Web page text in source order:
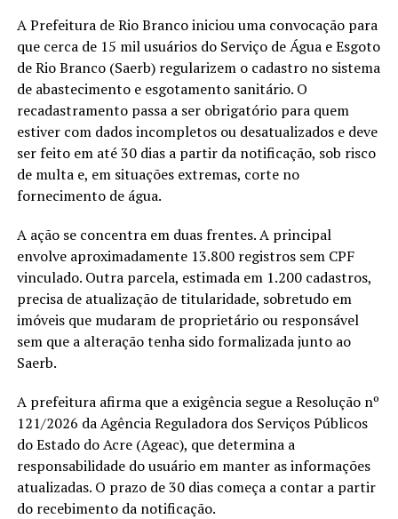
A Prefeitura de Rio Branco iniciou uma convocação para
que cerca de 15 mil usuários do Serviço de Água e Esgoto
de Rio Branco (Saerb) regularizem o cadastro no sistema
de abastecimento e esgotamento sanitário. O
recadastramento passa a ser obrigatório para quem
estiver com dados incompletos ou desatualizados e deve
ser feito em até 30 dias a partir da notificação, sob risco
de multa e, em situações extremas, corte no
fornecimento de água.
A ação se concentra em duas frentes. A principal
envolve aproximadamente 13.800 registros sem CPF
vinculado. Outra parcela, estimada em 1.200 cadastros,
precisa de atualização de titularidade, sobretudo em
imóveis que mudaram de proprietário ou responsável
sem que a alteração tenha sido formalizada junto ao
Saerb.
A prefeitura afirma que a exigência segue a Resolução nº
121/2026 da Agência Reguladora dos Serviços Públicos
do Estado do Acre (Ageac), que determina a
responsabilidade do usuário em manter as informações
atualizadas. O prazo de 30 dias começa a contar a partir
do recebimento da notificação.